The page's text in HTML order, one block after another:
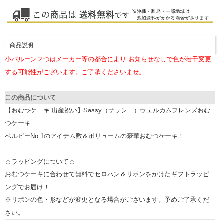
商品説明
小バルーン２つはメーカー等の都合により お知らせなしで色が若干変更
する可能性がございます。ご了承くださいませ。
この商品について
【おむつケーキ 出産祝い】Sassy（サッシー）ウェルカムフレンズおむ
つケーキ
ベルビーNo.1のアイテム数＆ボリュームの豪華おむつケーキ！
☆ラッピングについて☆
おむつケーキに合わせて無料でセロハン＆リボンをかけたギフトラッピ
ングでお届け！
※リボンの色・形などが変更となる場合がございます。予めご了承くだ
さい。